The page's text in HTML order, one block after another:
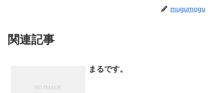
mugumogu
関連記事
まるです。